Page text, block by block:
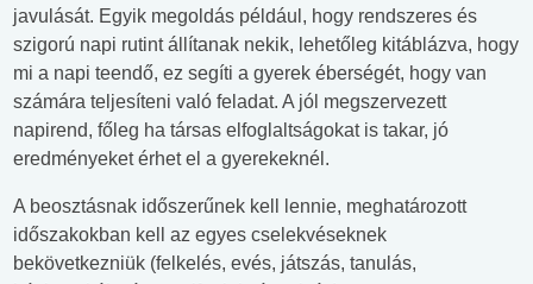
javulását. Egyik megoldás például, hogy rendszeres és
szigorú napi rutint állítanak nekik, lehetőleg kitáblázva, hogy
mi a napi teendő, ez segíti a gyerek éberségét, hogy van
számára teljesíteni való feladat. A jól megszervezett
napirend, főleg ha társas elfoglaltságokat is takar, jó
eredményeket érhet el a gyerekeknél.
A beosztásnak időszerűnek kell lennie, meghatározott
időszakokban kell az egyes cselekvéseknek
bekövetkezniük (felkelés, evés, játszás, tanulás,